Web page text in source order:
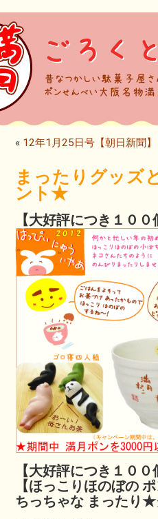
« 12年1月25日号【朝日新聞
まったりグッズ
ント★
【大好評につき１０
【大好評につき１０
【ほっこりほのぼの
ちっちゃな まったり